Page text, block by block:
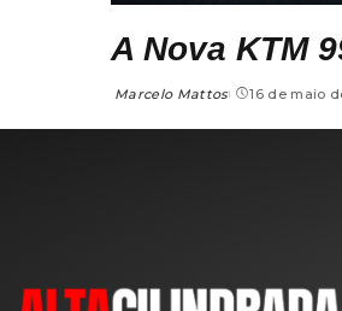
A Nova KTM
Marcelo Mattos 16 de maio